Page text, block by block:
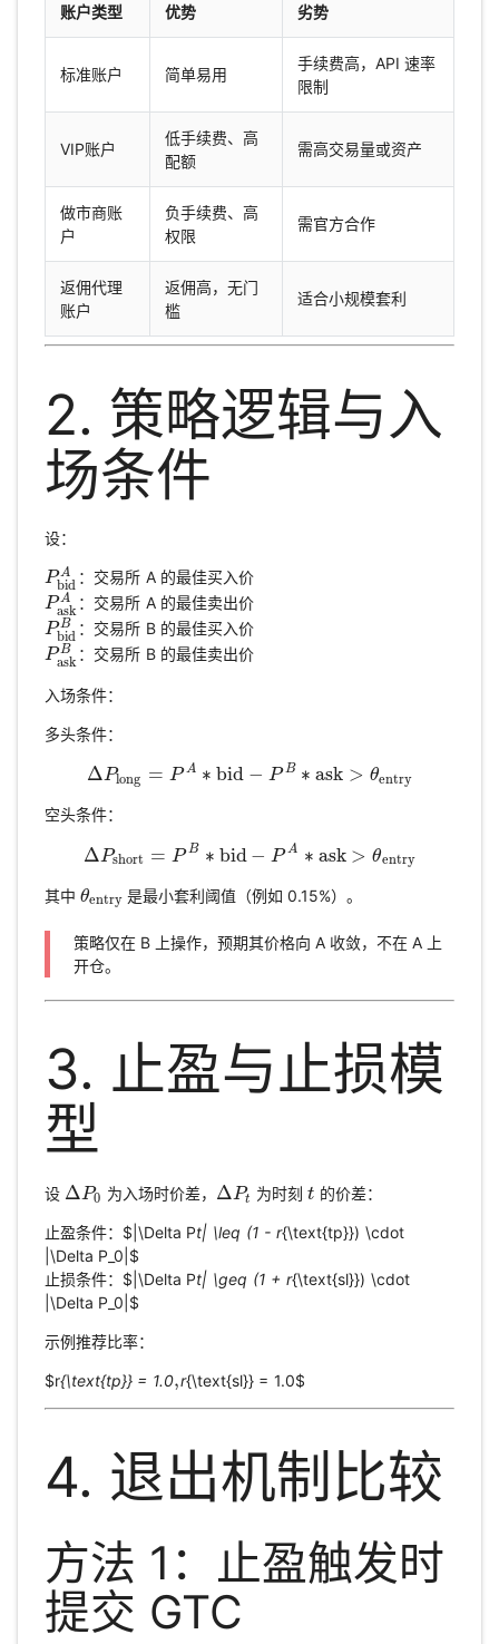
账户类型 优势 劣势
标准账户 简单易用
手续费高，API 速率
限制
VIP账户
低手续费、高
配额
需高交易量或资产
做市商账
户
负手续费、高
权限
需官方合作
返佣代理
账户
返佣高，无门
槛
适合小规模套利
2. 策略逻辑与入
场条件
设：
P A
bid
Pbid A：交易所 A 的最佳买入价
P A
ask
Pask A：交易所 A 的最佳卖出价
P B
bid
Pbid B：交易所 B 的最佳买入价
P B
ask
Pask B：交易所 B 的最佳卖出价
入场条件：
多头条件：
ΔPlong = P A ∗ bid − P B ∗ ask > θentry
Δ Plong=PA ∗bid −P B∗ask>θentry
空头条件：
ΔPshort = P B ∗ bid − P A ∗ ask > θentry
ΔP short= PB ∗bid −P A∗ask>θentry
其中 θentry
θentry是最小套利阈值（例如 0.15%）。
策略仅在 B 上操作，预期其价格向 A 收敛，不在 A 上
开仓。
3. 止盈与止损模
型
设 ΔP0
ΔP0 为入场时价差， ΔPt
ΔPt 为时刻t
t 的价差：
止盈条件：$|\Delta Pt| \leq (1 - r{\text{tp}}) \cdot
|\Delta P_0|$
止损条件：$|\Delta Pt| \geq (1 + r{\text{sl}}) \cdot
|\Delta P_0|$
示例推荐比率：
$r{\text{tp}} = 1.0,,r{\text{sl}} = 1.0$
4. 退出机制比较
方法 1：止盈触发时
提交 GTC